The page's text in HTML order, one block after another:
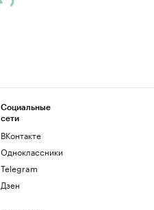
Социальные
сети
ВКонтакте
Одноклассники
Telegram
Дзен